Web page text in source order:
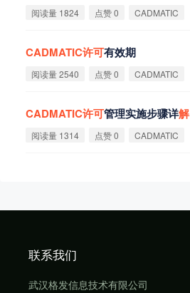
阅读量 1824 点赞 0 CADMATIC
CADMATIC许可有效期
阅读量 2540 点赞 0 CADMATIC
CADMATIC许可管理实施步骤详解
阅读量 1314 点赞 0 CADMATIC
联系我们
武汉格发信息技术有限公司